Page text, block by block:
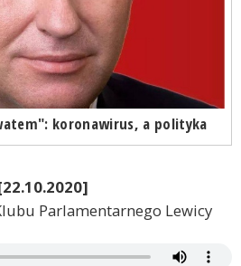
koronawirus, a polityka
Parlamentarnego Lewicy